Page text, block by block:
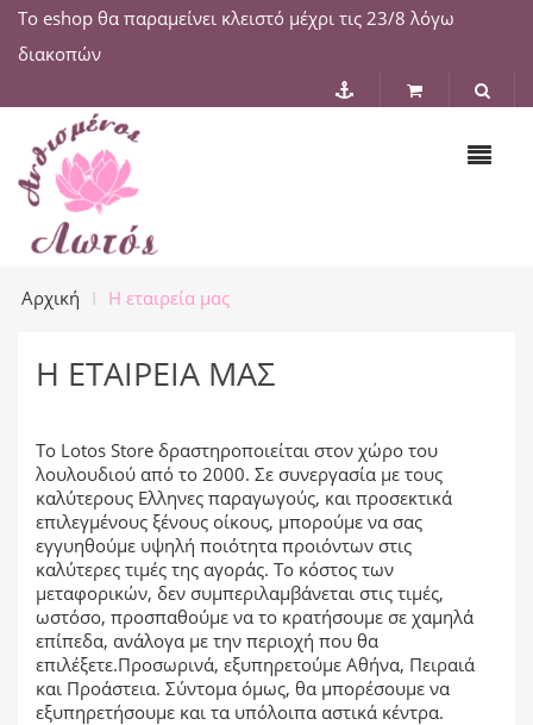
Το eshop θα παραμείνει κλειστό μέχρι τις 23/8 λόγω
διακοπών
Αρχική Η εταιρεία μας
Η ΕΤΑΙΡΕΊΑ ΜΑΣ
Το Lotos Store δραστηροποιείται στον χώρο του
λουλουδιού από το 2000. Σε συνεργασία με τους
καλύτερους Ελληνες παραγωγούς, και προσεκτικά
επιλεγμένους ξένους οίκους, μπορούμε να σας
εγγυηθούμε υψηλή ποιότητα προιόντων στις
καλύτερες τιμές της αγοράς. Το κόστος των
μεταφορικών, δεν συμπεριλαμβάνεται στις τιμές,
ωστόσο, προσπαθούμε να το κρατήσουμε σε χαμηλά
επίπεδα, ανάλογα με την περιοχή που θα
επιλέξετε.Προσωρινά, εξυπηρετούμε Αθήνα, Πειραιά
και Προάστεια. Σύντομα όμως, θα μπορέσουμε να
εξυπηρετήσουμε και τα υπόλοιπα αστικά κέντρα.